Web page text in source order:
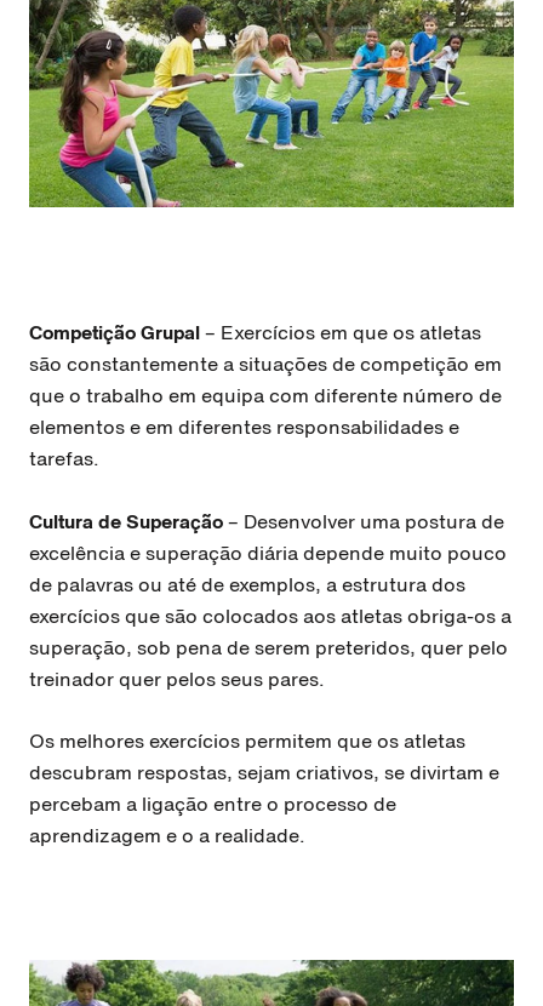
Competição Grupal– Exercícios em que os atletas
são constantemente a situações de competição em
que o trabalho em equipa com diferente número de
elementos e em diferentes responsabilidades e
tarefas.
Cultura de Superação– Desenvolver uma postura de
excelência e superação diária depende muito pouco
de palavras ou até de exemplos, a estrutura dos
exercícios que são colocados aos atletas obriga-os a
superação, sob pena de serem preteridos, quer pelo
treinador quer pelos seus pares.
Os melhores exercícios permitem que os atletas
descubram respostas, sejam criativos, se divirtam e
percebam a ligação entre o processo de
aprendizagem e o a realidade.